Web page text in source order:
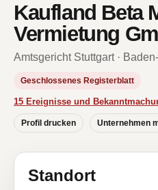
Kaufland Beta
Vermietung
Amtsgericht Stuttgart ·
Geschlossenes Registerblatt
15 Ereignisse und
Profil drucken Unternehmen
Standort